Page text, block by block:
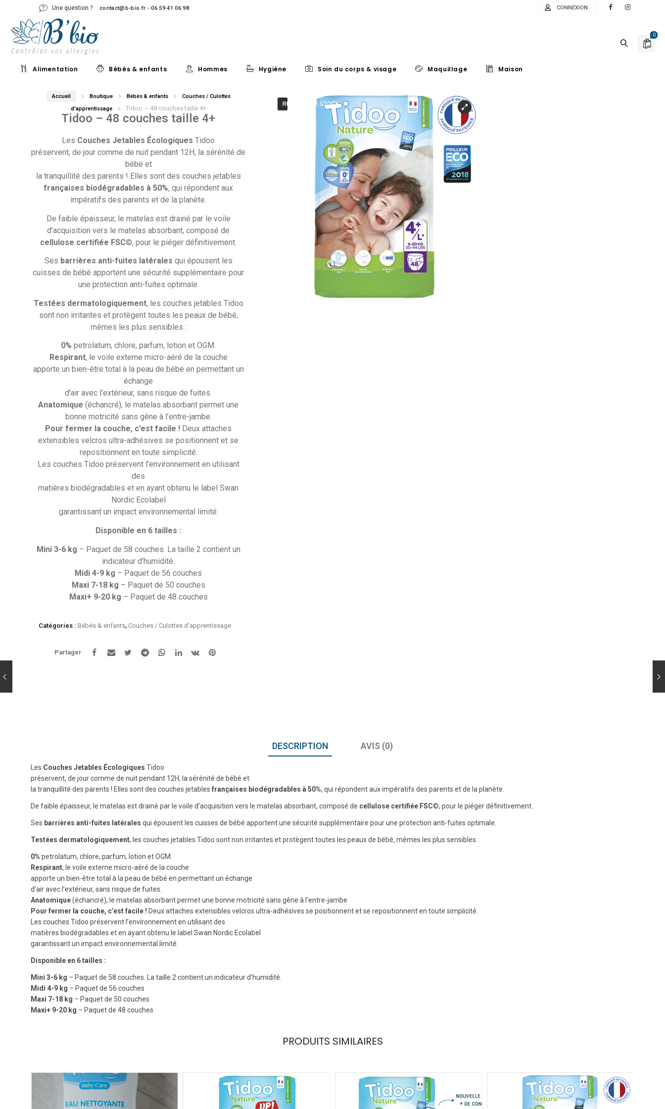
Une question ? contact@b-bio.fr - 06 59 41 06 98 CONNEXION
0
Alimentation Bébés & enfants Hommes Hygiène Soin du corps & visage Maquillage Maison
Accueil Boutique Bébés & enfants
Couches / Culottes
d'apprentissage
Tidoo – 48 couches taille 4+
Tidoo – 48 couches taille 4+
Les Couches Jetables Écologiques Tidoo
préservent, de jour comme de nuit pendant 12H, la sérénité de
bébé et
la tranquillité des parents ! Elles sont des couches jetables
françaises biodégradables à 50%, qui répondent aux
impératifs des parents et de la planète.
De faible épaisseur, le matelas est drainé par le voile
d’acquisition vers le matelas absorbant, composé de
cellulose certifiée FSC©, pour le piéger définitivement.
Ses barrières anti-fuites latérales qui épousent les
cuisses de bébé apportent une sécurité supplémentaire pour
une protection anti-fuites optimale.
Testées dermatologiquement, les couches jetables Tidoo
sont non irritantes et protègent toutes les peaux de bébé,
mêmes les plus sensibles :
0% petrolatum, chlore, parfum, lotion et OGM.
Respirant, le voile externe micro-aéré de la couche
apporte un bien-être total à la peau de bébé en permettant un
échange
d’air avec l’extérieur, sans risque de fuites.
Anatomique (échancré), le matelas absorbant permet une
bonne motricité sans gêne à l’entre-jambe.
Pour fermer la couche, c’est facile ! Deux attaches
extensibles velcros ultra-adhésives se positionnent et se
repositionnent en toute simplicité.
Les couches Tidoo préservent l’environnement en utilisant
des
matières biodégradables et en ayant obtenu le label Swan
Nordic Ecolabel
garantissant un impact environnemental limité.
Disponible en 6 tailles :
Mini 3-6 kg – Paquet de 58 couches. La taille 2 contient un
indicateur d’humidité.
Midi 4-9 kg – Paquet de 56 couches
Maxi 7-18 kg – Paquet de 50 couches
Maxi+ 9-20 kg – Paquet de 48 couches
RUPTURE DE STOCK
Catégories : Bébés & enfants, Couches / Culottes d'apprentissage
Partager
DESCRIPTION AVIS (0)
Les Couches Jetables Écologiques Tidoo
préservent, de jour comme de nuit pendant 12H, la sérénité de bébé et
la tranquillité des parents ! Elles sont des couches jetables françaises biodégradables à 50%, qui répondent aux impératifs des parents et de la planète.
De faible épaisseur, le matelas est drainé par le voile d’acquisition vers le matelas absorbant, composé de cellulose certifiée FSC©, pour le piéger définitivement.
Ses barrières anti-fuites latérales qui épousent les cuisses de bébé apportent une sécurité supplémentaire pour une protection anti-fuites optimale.
Testées dermatologiquement, les couches jetables Tidoo sont non irritantes et protègent toutes les peaux de bébé, mêmes les plus sensibles :
0% petrolatum, chlore, parfum, lotion et OGM.
Respirant, le voile externe micro-aéré de la couche
apporte un bien-être total à la peau de bébé en permettant un échange
d’air avec l’extérieur, sans risque de fuites.
Anatomique(échancré), le matelas absorbant permet une bonne motricité sans gêne à l’entre-jambe.
Pour fermer la couche, c’est facile ! Deux attaches extensibles velcros ultra-adhésives se positionnent et se repositionnent en toute simplicité.
Les couches Tidoo préservent l’environnement en utilisant des
matières biodégradables et en ayant obtenu le label Swan Nordic Ecolabel
garantissant un impact environnemental limité.
Disponible en 6 tailles :
Mini 3-6 kg – Paquet de 58 couches. La taille 2 contient un indicateur d’humidité.
Midi 4-9 kg – Paquet de 56 couches
Maxi 7-18 kg – Paquet de 50 couches
Maxi+ 9-20 kg – Paquet de 48 couches
PRODUITS SIMILAIRES